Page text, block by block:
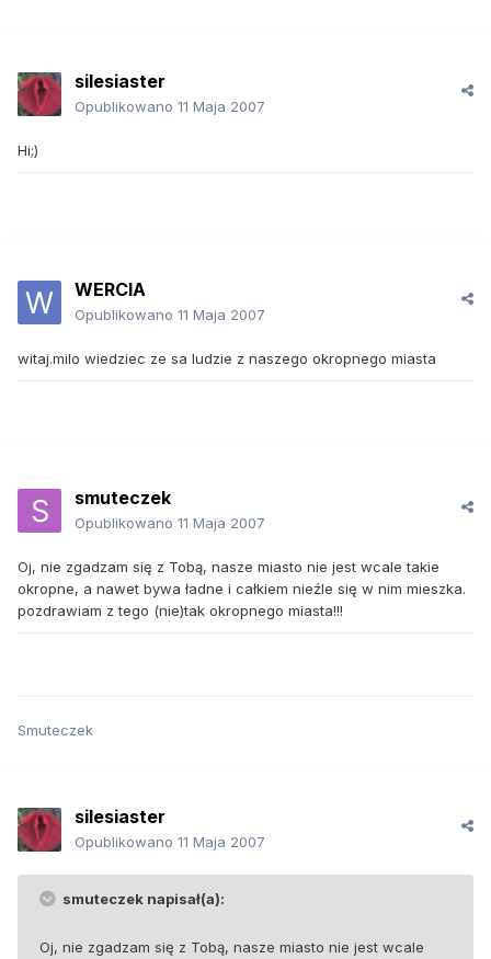
silesiaster
Opublikowano 11 Maja 2007
Hi;)
WERCIA
Opublikowano 11 Maja 2007
witaj.milo wiedziec ze sa ludzie z naszego okropnego miasta
smuteczek
Opublikowano 11 Maja 2007
Oj, nie zgadzam się z Tobą, nasze miasto nie jest wcale takie
okropne, a nawet bywa ładne i całkiem nieźle się w nim mieszka.
pozdrawiam z tego (nie)tak okropnego miasta!!!
Smuteczek
silesiaster
Opublikowano 11 Maja 2007
smuteczek napisał(a):
Oj, nie zgadzam się z Tobą, nasze miasto nie jest wcale